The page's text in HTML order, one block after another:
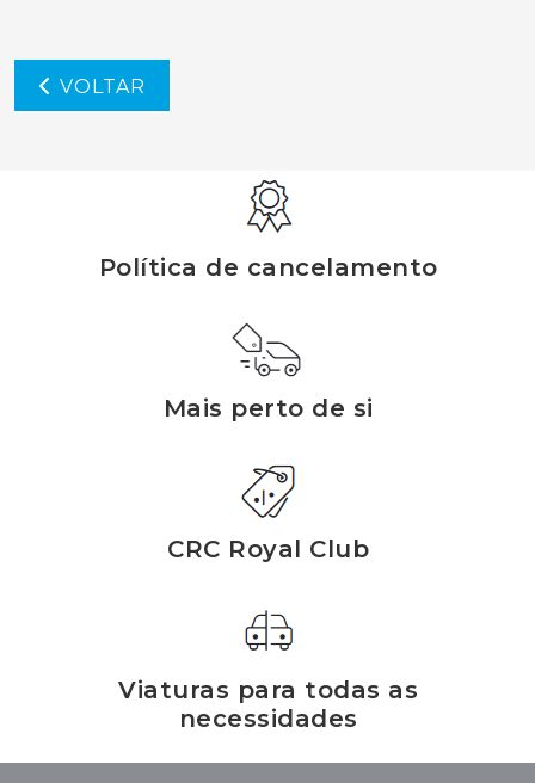
VOLTAR
Política de cancelamento
Mais perto de si
CRC Royal Club
Viaturas para todas as
necessidades